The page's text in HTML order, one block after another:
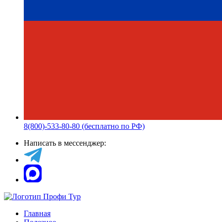
8(800)-533-80-80 (бесплатно по РФ)
Написать в мессенджер:
Главная